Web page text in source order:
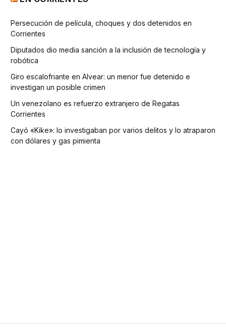
Persecución de película, choques y dos detenidos en
Corrientes
Diputados dio media sanción a la inclusión de tecnología y
robótica
Giro escalofriante en Alvear: un menor fue detenido e
investigan un posible crimen
Un venezolano es refuerzo extranjero de Regatas
Corrientes
Cayó «Kike»: lo investigaban por varios delitos y lo atraparon
con dólares y gas pimienta